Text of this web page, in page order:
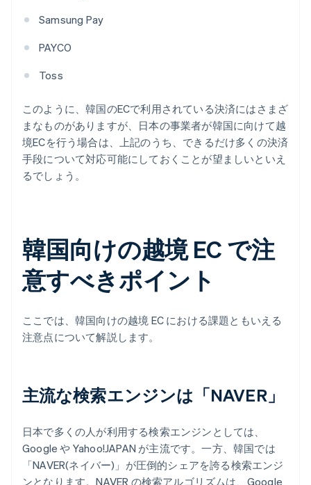
Samsung Pay
PAYCO
Toss
このように、韓国のECで利用されている決済にはさまざ
まなものがありますが、日本の事業者が韓国に向けて越
境ECを行う場合は、上記のうち、できるだけ多くの決済
手段について対応可能にしておくことが望ましいといえ
るでしょう。
韓国向けの越境 EC で注
意すべきポイント
ここでは、韓国向けの越境 EC における課題ともいえる
注意点について解説します。
主流な検索エンジンは「NAVER」
日本で多くの人が利用する検索エンジンとしては、
Google や Yahoo!JAPAN が主流です。一方、韓国では
「NAVER(ネイバー)」が圧倒的シェアを誇る検索エンジ
ンとなります。NAVER の検索アルゴリズムは、Google